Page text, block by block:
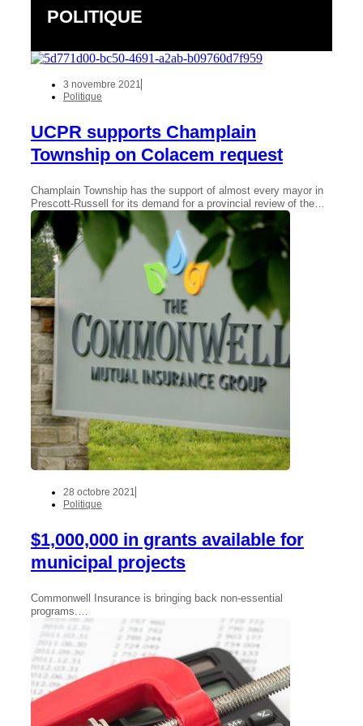
POLITIQUE
3 novembre 2021
Politique
UCPR supports Champlain
Township on Colacem request
Champlain Township has the support of almost every mayor in
Prescott-Russell for its demand for a provincial review of the…
28 octobre 2021
Politique
$1,000,000 in grants available for
municipal projects
Commonwell Insurance is bringing back non-essential
programs.…